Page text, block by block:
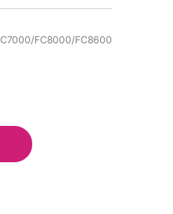
FC8000/FC8600
FC8600 (Rollo 20m.)